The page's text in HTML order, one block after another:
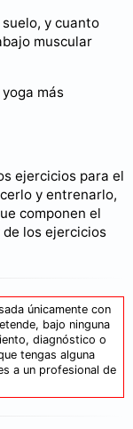
y cuanto
muscular
más
ejercicios para el
y entrenarlo,
componen el
los ejercicios
únicamente con
bajo ninguna
diagnóstico o
tengas alguna
a un profesional de